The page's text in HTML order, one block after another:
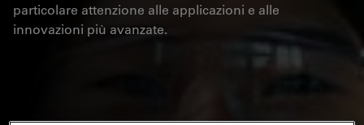
particolare attenzione alle applicazioni e alle
innovazioni più avanzate.